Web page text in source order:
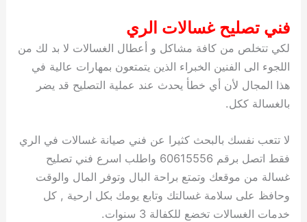
فني تصليح غسالات الري
لكي تتخلص من كافة مشاكل و أعطال الغسالات لا بد لك من
اللجوء الى الفنين الخبراء الذين يتمتعون بمهارات عالية في
هذا المجال لأن أي خطأ يحدث عند عملية التصليح قد يضر
بالغسالة ككل.
لا تتعب نفسك بالبحث كثيرا عن فني صيانة غسالات في الري
فقط اتصل برقم 60615556 واطلب اسرع فني تصليح
غسالة من موقعك وتمتع براحة البال وتوفر المال والوقت
وحافظ على سلامة غسالتك وتابع يومك بكل ارحية , كل
خدمات الغسالات تخضع للكفالة 3 سنوات.